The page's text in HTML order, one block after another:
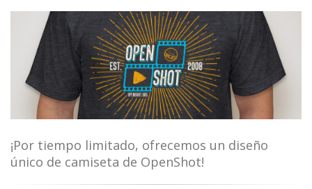
¡Por tiempo limitado, ofrecemos un diseño
único de camiseta de OpenShot!